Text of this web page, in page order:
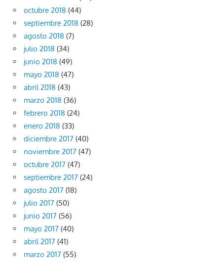
octubre 2018 (44)
septiembre 2018 (28)
agosto 2018 (7)
julio 2018 (34)
junio 2018 (49)
mayo 2018 (47)
abril 2018 (43)
marzo 2018 (36)
febrero 2018 (24)
enero 2018 (33)
diciembre 2017 (40)
noviembre 2017 (47)
octubre 2017 (47)
septiembre 2017 (24)
agosto 2017 (18)
julio 2017 (50)
junio 2017 (56)
mayo 2017 (40)
abril 2017 (41)
marzo 2017 (55)